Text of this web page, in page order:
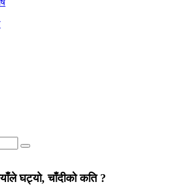
घट्यो, चाँदीको कति ?